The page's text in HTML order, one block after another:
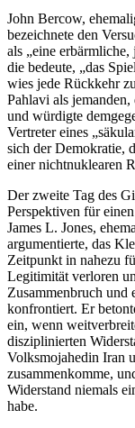
John Bercow,
bezeichnete den
als „eine
die bedeute, „das
wies jede Rückkehr
Pahlavi als
und würdigte
Vertreter eines
sich der Demokratie,
einer nichtnuklearen
Der zweite Tag des
Perspektiven für
James L. Jones,
argumentierte, das
Zeitpunkt in nahezu
Legitimität verloren
Zusammenbruch und
konfrontiert. Er
ein, wenn
disziplinierten
Volksmojahedin Iran
zusammenkomme,
Widerstand niemals
habe.